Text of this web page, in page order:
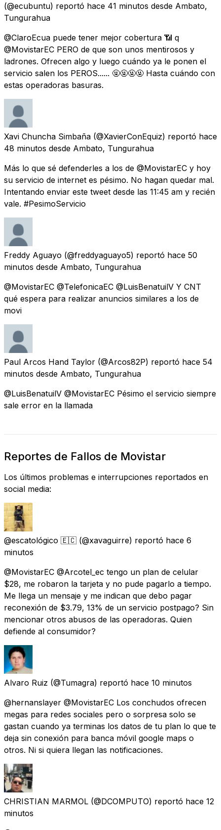
(@ecubuntu) reportó hace 41 minutos desde Ambato,
Tungurahua
@ClaroEcua puede tener mejor cobertura 📶 q
@MovistarEC PERO de que son unos mentirosos y
ladrones. Ofrecen algo y luego cuándo ya le ponen el
servicio salen los PEROS...... 🤬🤬🤬🤬 Hasta cuándo con
estas operadoras basuras.
Xavi Chuncha Simbaña (@XavierConEquiz) reportó hace
48 minutos desde Ambato, Tungurahua
Más lo que sé defenderles a los de @MovistarEC y hoy
su servicio de internet es pésimo. No hagan quedar mal.
Intentando enviar este tweet desde las 11:45 am y recién
vale. #PesimoServicio
Freddy Aguayo (@freddyaguayo5) reportó hace 50
minutos desde Ambato, Tungurahua
@MovistarEC @TelefonicaEC @LuisBenatuilV Y CNT
qué espera para realizar anuncios similares a los de
movi
Paul Arcos Hand Taylor (@Arcos82P) reportó hace 54
minutos desde Ambato, Tungurahua
@LuisBenatuilV @MovistarEC Pésimo el servicio siempre
sale error en la llamada
Reportes de Fallos de Movistar
Los últimos problemas e interrupciones reportados en
social media:
@escatológico 🇪🇨 (@xavaguirre) reportó hace 6
minutos
@MovistarEC @Arcotel_ec tengo un plan de celular
$28, me robaron la tarjeta y no pude pagarlo a tiempo.
Me llega un mensaje y me indican que debo pagar
reconexión de $3.79, 13% de un servicio postpago? Sin
mencionar otros abusos de las operadoras. Quien
defiende al consumidor?
Alvaro Ruiz (@Tumagra) reportó hace 10 minutos
@hernanslayer @MovistarEC Los conchudos ofrecen
megas para redes sociales pero o sorpresa solo se
gastan cuando ya terminas los datos de tu plan lo que te
deja sin conexión para banca móvil google maps o
otros. Ni si quiera llegan las notificaciones.
CHRISTIAN MARMOL (@DCOMPUTO) reportó hace 12
minutos